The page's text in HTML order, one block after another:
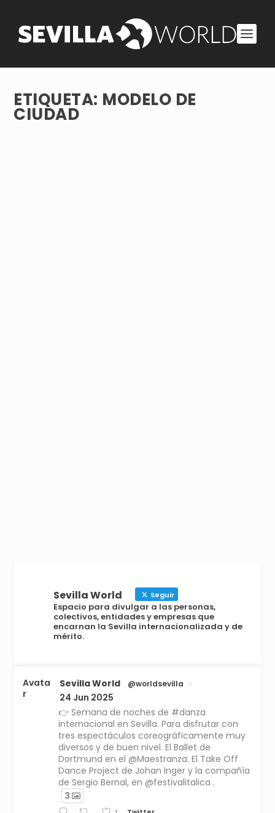
ETIQUETA: MODELO DE
CIUDAD
Sevilla World Seguir
Espacio para divulgar a las personas,
colectivos, entidades y empresas que
encarnan la Sevilla internacionalizada y de
mérito.
Avata
r
Sevilla World @worldsevilla ·
24 Jun 2025
👉 Semana de noches de #danza
internacional en Sevilla. Para disfrutar con
tres espectáculos coreográficamente muy
diversos y de buen nivel. El Ballet de
Dortmund en el @Maestranza. El Take Off
Dance Project de Johan Inger y la compañía
de Sergio Bernal, en @festivalitalica .
3